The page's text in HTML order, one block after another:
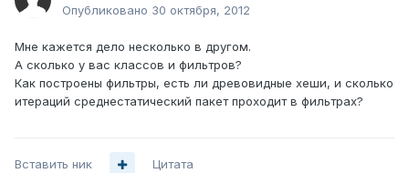
Опубликовано 30 октября, 2012
Мне кажется дело несколько в другом.
А сколько у вас классов и фильтров?
Как построены фильтры, есть ли древовидные хеши, и сколько
итераций среднестатический пакет проходит в фильтрах?
Вставить ник Цитата